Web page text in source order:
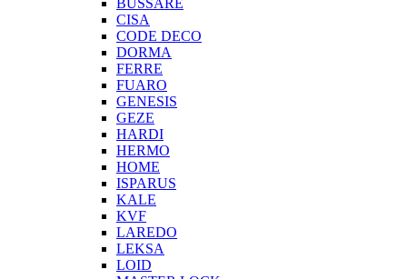
CISA
CODE DECO
DORMA
FERRE
FUARO
GENESIS
GEZE
HARDI
HERMO
HOMЕ
ISPARUS
KALE
KVF
LAREDO
LEKSA
LOID